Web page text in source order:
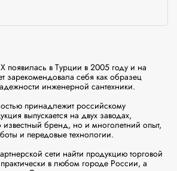
появилась в Турции в 2005 году и на
зарекомендовала себя как образец
инженерной сантехники.
принадлежит российскому
выпускается на двух заводах,
известный бренд, но и многолетний опыт,
и передовые технологии.
сети найти продукцию торговой
в любом городе России, а